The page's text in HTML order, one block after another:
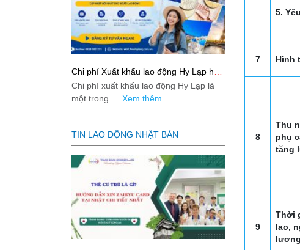
5.
7 Hình
8
Thu
phụ
tăng
9
Thời
lao,
Chi phí Xuất khẩu lao động Hy Lạp hết
bao nhiêu tiền? Cập nhật mới nhất
2026
Chi phí xuất khẩu lao động Hy Lạp là
một trong … Xem thêm
TIN LAO ĐỘNG NHẬT BẢN